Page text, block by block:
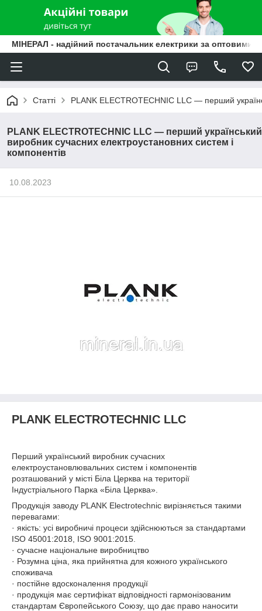
МІНЕРАЛ - надійний постачальник електрики за оптовими
Статті PLANK ELECTROTECHNIC LLC — перший
PLANK ELECTROTECHNIC LLC — перший український
виробник сучасних електроустановних систем і
компонентів
10.08.2023
PLANK ELECTROTECHNIC LLC
Перший український виробник сучасних
електроустановлювальних систем і компонентів
розташований у місті Біла Церква на території
Індустріального Парка «Біла Церква».
Продукція заводу PLANK Electrotechnic вирізняється такими
перевагами:
· якість: усі виробничі процеси здійснюються за стандартами
ISO 45001:2018, ISO 9001:2015.
· сучасне національне виробництво
· Розумна ціна, яка прийнятна для кожного українського
споживача
· постійне вдосконалення продукції
· продукція має сертифікат відповідності гармонізованим
стандартам Європейського Союзу, що дає право наносити